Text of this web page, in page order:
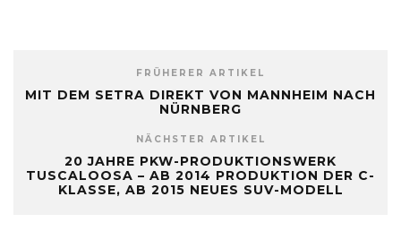
FRÜHERER ARTIKEL
MIT DEM SETRA DIREKT VON MANNHEIM NACH
NÜRNBERG
NÄCHSTER ARTIKEL
20 JAHRE PKW-PRODUKTIONSWERK
TUSCALOOSA – AB 2014 PRODUKTION DER C-
KLASSE, AB 2015 NEUES SUV-MODELL